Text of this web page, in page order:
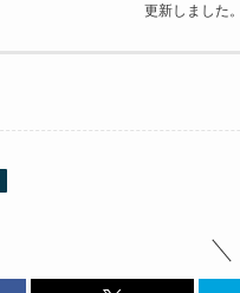
更新しました。